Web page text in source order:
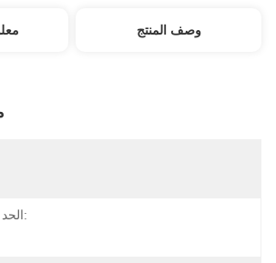
وصف المنتج
الحد الأدنى لعرض الملف: